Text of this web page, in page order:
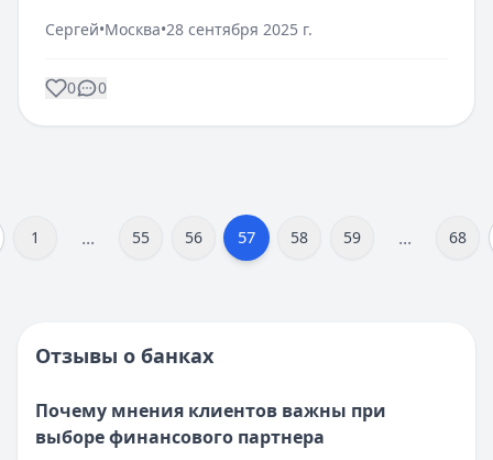
Сергей•Москва•28 сентября 2025 г.
0 0
1 ... 55 56 57 58 59 ... 68
Отзывы о банках
Почему мнения клиентов важны при
выборе финансового партнера